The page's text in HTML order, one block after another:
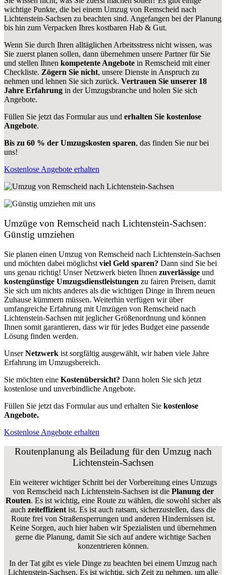
wichtige Punkte, die bei einem Umzug von Remscheid nach
Lichtenstein-Sachsen zu beachten sind. Angefangen bei der Planung
bis hin zum Verpacken Ihres kostbaren Hab & Gut.
Wenn Sie durch Ihren alltäglichen Arbeitsstress nicht wissen, was
Sie zuerst planen sollen, dann übernehmen unsere Partner für Sie
und stellen Ihnen kompetente Angebote in Remscheid mit einer
Checkliste. Zögern Sie nicht, unsere Dienste in Anspruch zu
nehmen und lehnen Sie sich zurück. Vertrauen Sie unserer 18
Jahre Erfahrung in der Umzugsbranche und holen Sie sich
Angebote.
Füllen Sie jetzt das Formular aus und erhalten Sie kostenlose
Angebote.
Bis zu 60 % der Umzugskosten sparen, das finden Sie nur bei
uns!
Kostenlose Angebote erhalten
Umzüge von Remscheid nach Lichtenstein-Sachsen:
Günstig umziehen
Sie planen einen Umzug von Remscheid nach Lichtenstein-Sachsen
und möchten dabei möglichst viel Geld sparen? Dann sind Sie bei
uns genau richtig! Unser Netzwerk bieten Ihnen zuverlässige und
kostengünstige Umzugsdienstleistungen zu fairen Preisen, damit
Sie sich um nichts anderes als die wichtigen Dinge in Ihrem neuen
Zuhause kümmern müssen. Weiterhin verfügen wir über
umfangreiche Erfahrung mit Umzügen von Remscheid nach
Lichtenstein-Sachsen mit jeglicher Größenordnung und können
Ihnen somit garantieren, dass wir für jedes Budget eine passende
Lösung finden werden.
UnserNetzwerk ist sorgfältig ausgewählt, wir haben viele Jahre
Erfahrung im Umzugsbereich.
Sie möchten eine Kostenübersicht? Dann holen Sie sich jetzt
kostenlose und unverbindliche Angebote.
Füllen Sie jetzt das Formular aus und erhalten Sie kostenlose
Angebote.
Kostenlose Angebote erhalten
Routenplanung als Beiladung für den Umzug nach
Lichtenstein-Sachsen
Ein weiterer wichtiger Schritt bei der Vorbereitung eines Umzugs
von Remscheid nach Lichtenstein-Sachsen ist diePlanung der
Routen. Es ist wichtig, eine Route zu wählen, die sowohl sicher als
auch zeiteffizientist. Es ist auch ratsam, sicherzustellen, dass die
Route frei von Straßensperrungen und anderen Hindernissen ist.
Keine Sorgen, auch hier haben wir Spezialisten und übernehmen
gerne die Planung, damit Sie sich auf andere wichtige Sachen
konzentrieren können.
In der Tat gibt es viele Dinge zu beachten bei einem Umzug nach
Lichtenstein-Sachsen. Es ist wichtig, sich Zeit zu nehmen, um alle